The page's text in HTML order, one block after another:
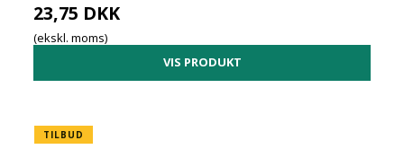
23,75 DKK
(ekskl. moms)
VIS PRODUKT
TILBUD